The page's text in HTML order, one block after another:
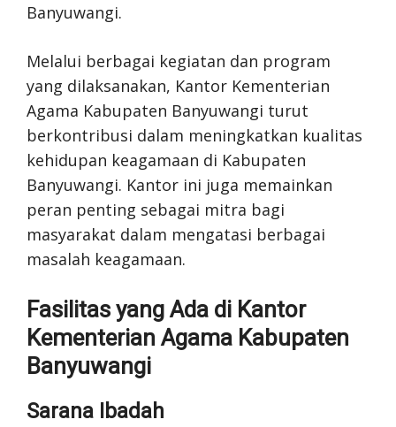
Banyuwangi.
Melalui berbagai kegiatan dan program
yang dilaksanakan, Kantor Kementerian
Agama Kabupaten Banyuwangi turut
berkontribusi dalam meningkatkan kualitas
kehidupan keagamaan di Kabupaten
Banyuwangi. Kantor ini juga memainkan
peran penting sebagai mitra bagi
masyarakat dalam mengatasi berbagai
masalah keagamaan.
Fasilitas yang Ada di Kantor
Kementerian Agama Kabupaten
Banyuwangi
Sarana Ibadah